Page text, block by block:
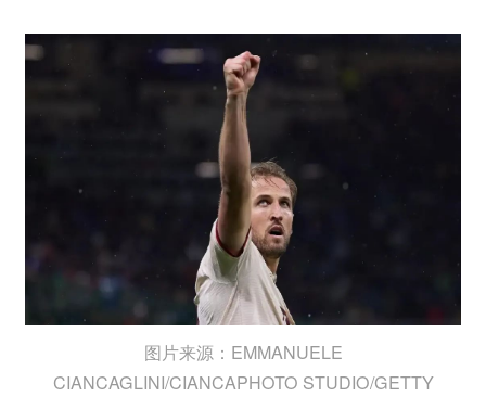
图片来源：EMMANUELE
CIANCAGLINI/CIANCAPHOTO STUDIO/GETTY